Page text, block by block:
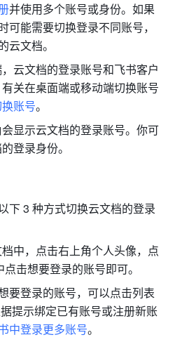
并使用多个账号或身份。如果
能需要切换登录不同账号，
云文档。
云文档的登录账号和飞书客户
关在桌面端或移动端切换账号
账号。
显示云文档的登录账号。你可
登录身份。
下 3 种方式切换云文档的登录
中，点击右上角个人头像，点
击想要登录的账号即可。
要登录的账号，可以点击列表
提示绑定已有账号或注册新账
中登录更多账号。